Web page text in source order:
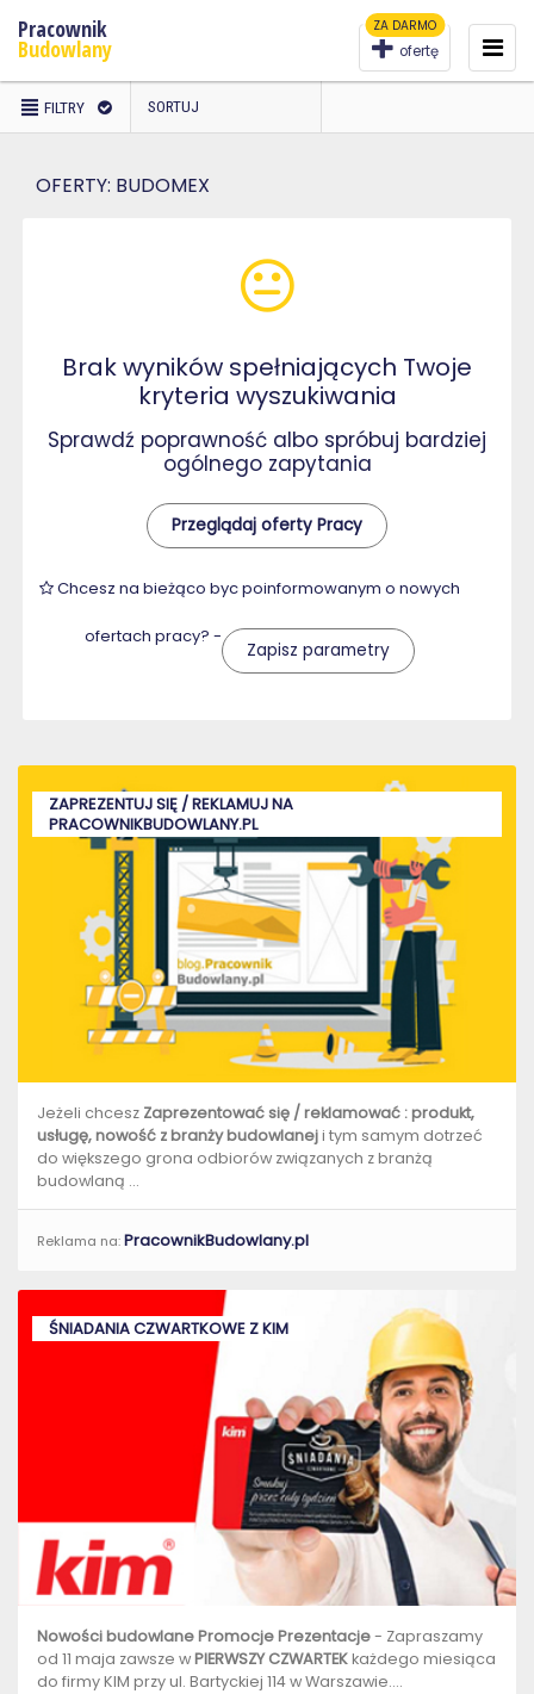
ofertę
ZA DARMO
Pracownik
Budowlany
OFERTY: BUDOMEX
FILTRY WYBRANO
SORTUJ
Brak wyników spełniających Twoje
kryteria wyszukiwania
Sprawdź poprawność albo spróbuj bardziej
ogólnego zapytania
Przeglądaj oferty Pracy
Chcesz na bieżąco byc poinformowanym o nowych
ofertach pracy? -
Zapisz parametry
ZAPREZENTUJ SIĘ / REKLAMUJ NA
PRACOWNIKBUDOWLANY.PL
Jeżeli chcesz Zaprezentować się / reklamować :produkt,
usługę, nowość z branży budowlaneji tym samym dotrzeć
do większego grona odbiorów związanych z branżą
budowlaną ...
Reklama na:PracownikBudowlany.pl
ŚNIADANIA CZWARTKOWE Z KIM
Nowości budowlane Promocje Prezentacje- Zapraszamy
od 11 maja zawsze wPIERWSZY CZWARTEKkażdego miesiąca
do firmy KIM przy ul. Bartyckiej 114 w Warszawie....